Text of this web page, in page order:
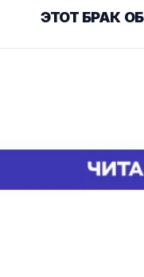
ЭТОТ БРАК